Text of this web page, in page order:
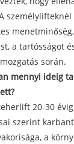
a tartósságot
során.
mennyi ideig
20-30
szerint
a